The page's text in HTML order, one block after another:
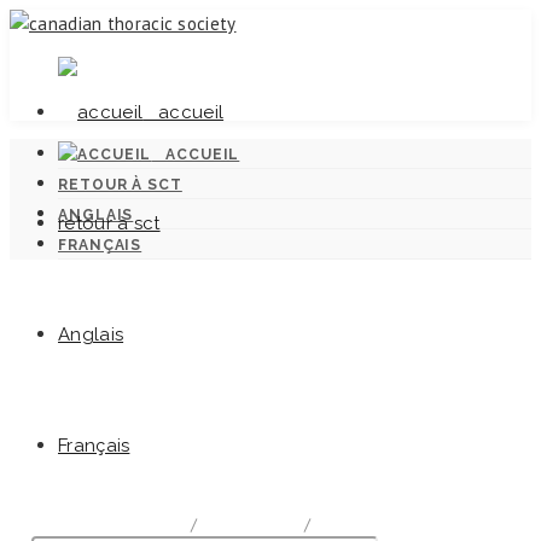
accueil
retour à sct
Anglais
Français
ACCUEIL
RETOUR À SCT
ANGLAIS
FRANÇAIS
Normes canadiennes pour la lutte
/ /